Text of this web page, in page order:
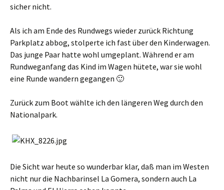
sicher nicht.
Als ich am Ende des Rundwegs wieder zurück Richtung
Parkplatz abbog, stolperte ich fast über den Kinderwagen.
Das junge Paar hatte wohl umgeplant. Während er am
Rundweganfang das Kind im Wagen hütete, war sie wohl
eine Runde wandern gegangen 🙂
Zurück zum Boot wählte ich den längeren Weg durch den
Nationalpark.
Die Sicht war heute so wunderbar klar, daß man im Westen
nicht nur die Nachbarinsel La Gomera, sondern auch La